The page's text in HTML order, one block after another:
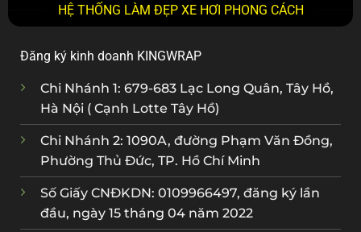
HỆ THỐNG LÀM ĐẸP XE HƠI PHONG CÁCH
Đăng ký kinh doanh KINGWRAP
Chi Nhánh 1: 679-683 Lạc Long Quân, Tây Hồ,
Hà Nội ( Cạnh Lotte Tây Hồ)
Chi Nhánh 2: 1090A, đường Phạm Văn Đồng,
Phường Thủ Đức, TP. Hồ Chí Minh
Số Giấy CNĐKDN: 0109966497, đăng ký lần
đầu, ngày 15 tháng 04 năm 2022